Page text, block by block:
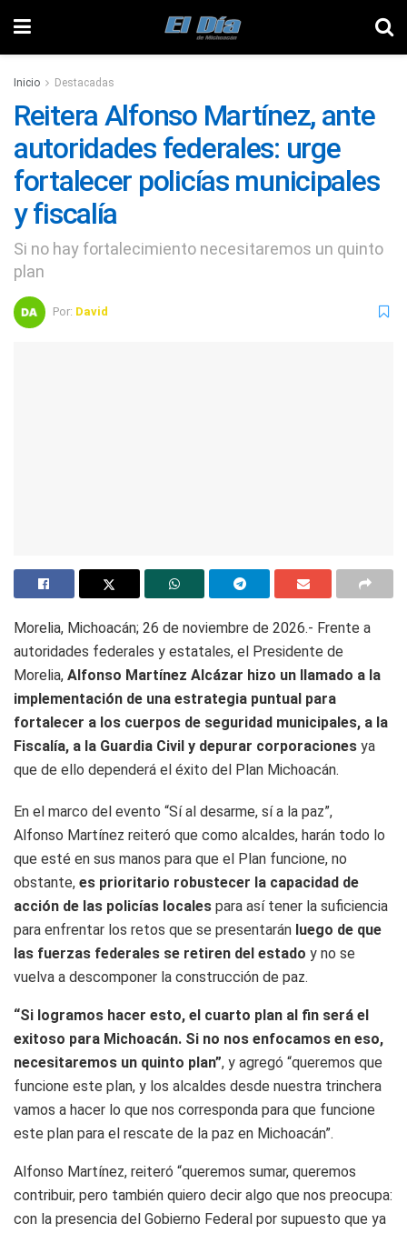
Inicio Destacadas
Reitera Alfonso Martínez, ante
autoridades federales: urge
fortalecer policías municipales
y fiscalía
Si no hay fortalecimiento necesitaremos un quinto
plan
Por: David
Morelia, Michoacán; 26 de noviembre de 2026.- Frente a
autoridades federales y estatales, el Presidente de
Morelia, Alfonso Martínez Alcázar hizo un llamado a la
implementación de una estrategia puntual para
fortalecer a los cuerpos de seguridad municipales, a la
Fiscalía, a la Guardia Civil y depurar corporaciones ya
que de ello dependerá el éxito del Plan Michoacán.
En el marco del evento “Sí al desarme, sí a la paz”,
Alfonso Martínez reiteró que como alcaldes, harán todo lo
que esté en sus manos para que el Plan funcione, no
obstante, es prioritario robustecer la capacidad de
acción de las policías locales para así tener la suficiencia
para enfrentar los retos que se presentarán luego de que
las fuerzas federales se retiren del estado y no se
vuelva a descomponer la construcción de paz.
“Si logramos hacer esto, el cuarto plan al fin será el
exitoso para Michoacán. Si no nos enfocamos en eso,
necesitaremos un quinto plan”, y agregó “queremos que
funcione este plan, y los alcaldes desde nuestra trinchera
vamos a hacer lo que nos corresponda para que funcione
este plan para el rescate de la paz en Michoacán”.
Alfonso Martínez, reiteró “queremos sumar, queremos
contribuir, pero también quiero decir algo que nos preocupa:
con la presencia del Gobierno Federal por supuesto que ya